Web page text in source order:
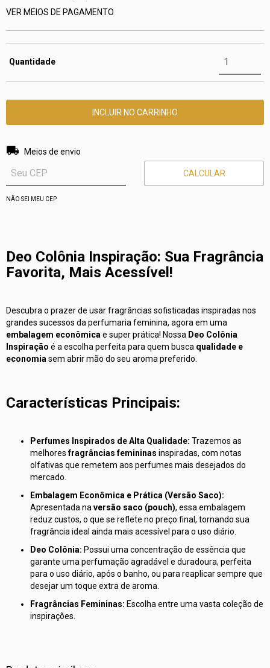
VER MEIOS DE PAGAMENTO
Quantidade
Entregas para o CEP:
Meios de envio
CALCULAR
NÃO SEI MEU CEP
Deo Colônia Inspiração: Sua Fragrância
Favorita, Mais Acessível!
Descubra o prazer de usar fragrâncias sofisticadas inspiradas nos
grandes sucessos da perfumaria feminina, agora em uma
embalagem econômicae super prática! Nossa Deo Colônia
Inspiração é a escolha perfeita para quem busca qualidade e
economiasem abrir mão do seu aroma preferido.
Características Principais:
Perfumes Inspirados de Alta Qualidade: Trazemos as
melhoresfragrâncias femininas inspiradas, com notas
olfativas que remetem aos perfumes mais desejados do
mercado.
Embalagem Econômica e Prática (Versão Saco):
Apresentada naversão saco (pouch), essa embalagem
reduz custos, o que se reflete no preço final, tornando sua
fragrância ideal ainda mais acessível para o uso diário.
Deo Colônia: Possui uma concentração de essência que
garante uma perfumação agradável e duradoura, perfeita
para o uso diário, após o banho, ou para reaplicar sempre que
desejar um toque extra de aroma.
Fragrâncias Femininas: Escolha entre uma vasta coleção de
inspirações.